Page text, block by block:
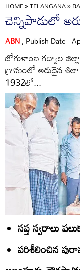
HOME»TELANGANA»
చెన్నిపాడులో
ABN, Publish Date -
జోగుళాంబ గద్వాల
గ్రామంలో అరుదైన శిలా
1932లో...
సప్త స్వరాలు
పరిశీలించిన